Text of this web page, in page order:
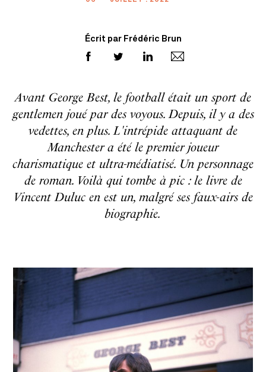
Écrit par Frédéric Brun
Avant George Best, le football était un sport de
gentlemen joué par des voyous. Depuis, il y a des
vedettes, en plus. L'intrépide attaquant de
Manchester a été le premier joueur
charismatique et ultra-médiatisé. Un personnage
de roman. Voilà qui tombe à pic : le livre de
Vincent Duluc en est un, malgré ses faux-airs de
biographie.